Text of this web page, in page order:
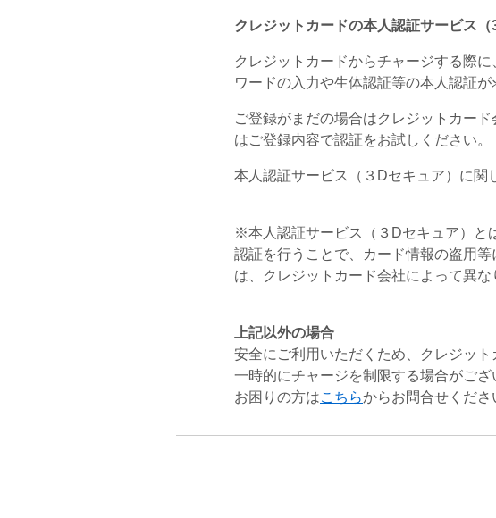
クレジットカードの本人認証サービス
クレジットカードからチャージする際
ワードの入力や生体認証等の本人認証が
ご登録がまだの場合はクレジットカー
はご登録内容で認証をお試しください。
本人認証サービス（３Dセキュア）に関
※本人認証サービス（３Dセキュア）と
認証を行うことで、カード情報の盗用
は、クレジットカード会社によって異な
上記以外の場合
安全にご利用いただくため、クレジッ
一時的にチャージを制限する場合がござ
お困りの方はこちらからお問合せくださ